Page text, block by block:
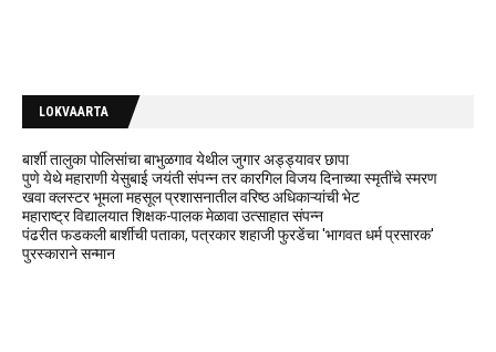
LOKVAARTA
बार्शी तालुका पोलिसांचा बाभुळगाव येथील जुगार अड्ड्यावर छापा
पुणे येथे महाराणी येसुबाई जयंती संपन्न तर कारगिल विजय दिनाच्या स्मृतींचे स्मरण
खवा क्लस्टर भूमला महसूल प्रशासनातील वरिष्ठ अधिकाऱ्यांची भेट
महाराष्ट्र विद्यालयात शिक्षक-पालक मेळावा उत्साहात संपन्न
पंढरीत फडकली बार्शीची पताका, पत्रकार शहाजी फुरडेंचा 'भागवत धर्म प्रसारक'
पुरस्काराने सन्मान